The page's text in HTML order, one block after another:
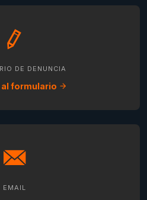
DE DENUNCIA
formulario
EMAIL